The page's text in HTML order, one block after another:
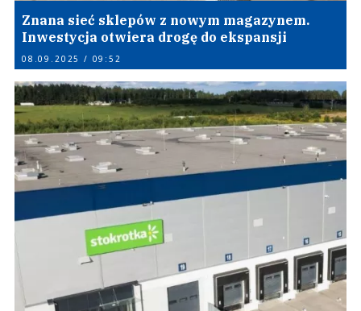
Znana sieć sklepów z nowym magazynem.
Inwestycja otwiera drogę do ekspansji
08.09.2025 / 09:52